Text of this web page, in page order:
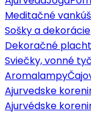
Meditačné
Sošky a dekorácie
Dekoračné
Sviečky, vonné
Aromalampy
Ajurvedske
Ajurvédske